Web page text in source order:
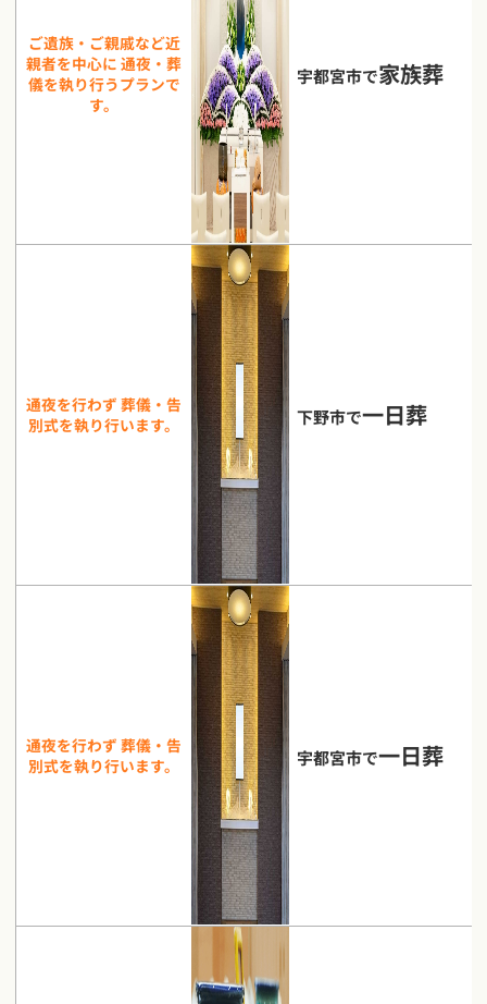
ご遺族・ご親戚など近
親者を中心に 通夜・葬
儀を執り行うプランで
す。
宇都宮市で家族葬
通夜を行わず 葬儀・告
別式を執り行います。
下野市で一日葬
通夜を行わず 葬儀・告
別式を執り行います。
宇都宮市で一日葬